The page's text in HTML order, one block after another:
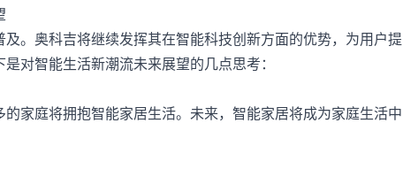
。奥科吉将继续发挥其在智能科技创新方面的优势，为用户提
对智能生活新潮流未来展望的几点思考：
家庭将拥抱智能家居生活。未来，智能家居将成为家庭生活中